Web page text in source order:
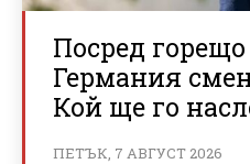
Посред
Германия
Кой ще го
ПЕТЪК, 7 АВГУСТ 2026